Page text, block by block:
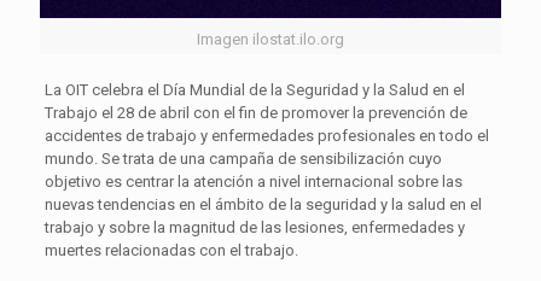
Imagen ilostat.ilo.org
La OIT celebra el Día Mundial de la Seguridad y la Salud en el
Trabajo el 28 de abril con el fin de promover la prevención de
accidentes de trabajo y enfermedades profesionales en todo el
mundo. Se trata de una campaña de sensibilización cuyo
objetivo es centrar la atención a nivel internacional sobre las
nuevas tendencias en el ámbito de la seguridad y la salud en el
trabajo y sobre la magnitud de las lesiones, enfermedades y
muertes relacionadas con el trabajo.